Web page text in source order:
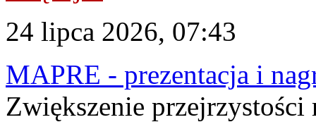
24 lipca 2026, 07:43
MAPRE - prezentacja i
Zwiększenie